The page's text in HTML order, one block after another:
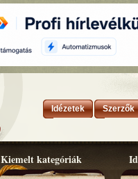
Idézetek Szerzők
Kiemelt kategóriák